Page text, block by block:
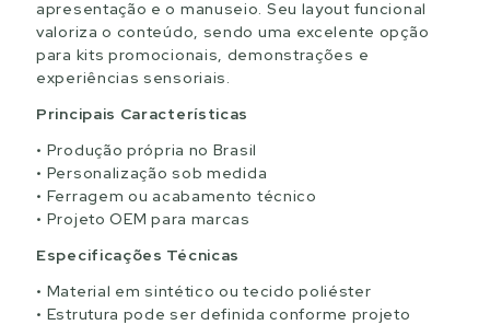
apresentação e o manuseio. Seu layout funcional
valoriza o conteúdo, sendo uma excelente opção
para kits promocionais, demonstrações e
experiências sensoriais.
Principais Características
Produção própria no Brasil
Personalização sob medida
Ferragem ou acabamento técnico
Projeto OEM para marcas
Especificações Técnicas
Material em sintético ou tecido poliéster
Estrutura pode ser definida conforme projeto